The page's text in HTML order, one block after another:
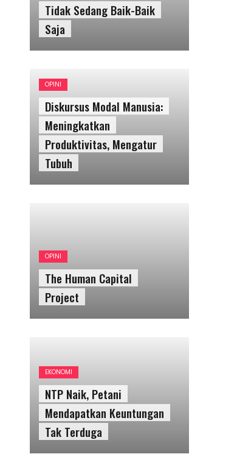
Tidak Sedang Baik-Baik
Saja
OPINI
Diskursus Modal Manusia:
Meningkatkan
Produktivitas, Mengatur
Tubuh
OPINI
The Human Capital
Project
EKONOMI
NTP Naik, Petani
Mendapatkan Keuntungan
Tak Terduga